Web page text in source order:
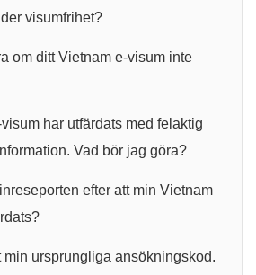
visumfrihet?
om ditt Vietnam e-visum inte
har utfärdats med felaktig
Vad bör jag göra?
efter att min Vietnam
min ursprungliga ansökningskod.